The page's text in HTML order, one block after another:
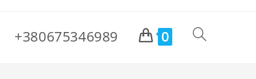
+380675346989 0